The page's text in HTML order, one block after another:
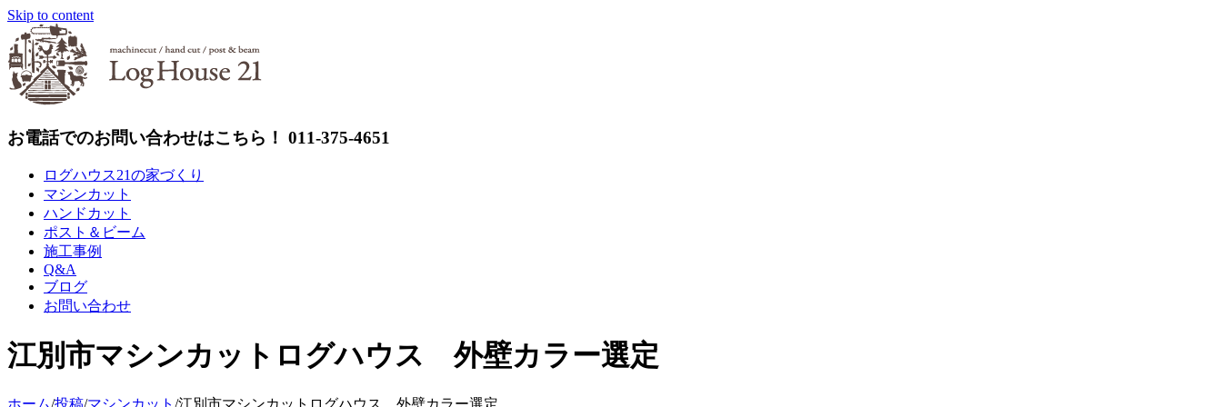
Skip to content
お電話でのお問い合わせはこちら！ 011-375-4651
ログハウス21の家づくり
マシンカット
ハンドカット
ポスト＆ビーム
施工事例
Q&A
ブログ
お問い合わせ
江別市マシンカットログハウス 外壁カラー選定